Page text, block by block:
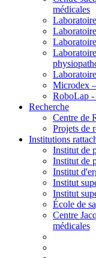
médicales
Microdex
RoboLap -
Recherche
Centre de
Projets de
Institutions
Institut de
Institut de
Institut
Institut
Institut
École de
Centre
médicales